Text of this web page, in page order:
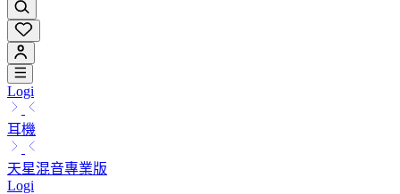
Logi
耳機
天星混音專業版
Logi